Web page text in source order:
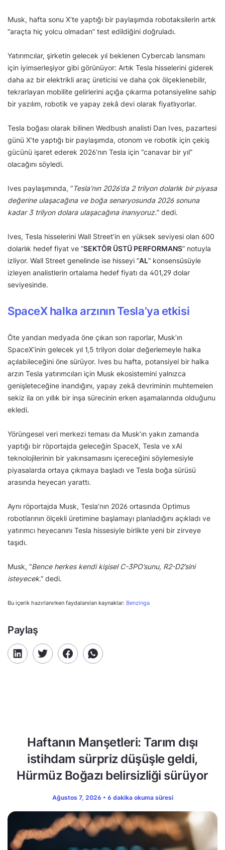
Musk, hafta sonu X’te yaptığı bir paylaşımda robotaksilerin artık
“araçta hiç yolcu olmadan” test edildiğini doğruladı.
Yatırımcılar, şirketin gelecek yıl beklenen Cybercab lansmanı
için iyimserleşiyor gibi görünüyor: Artık Tesla hisselerini giderek
daha az bir elektrikli araç üreticisi ve daha çok ölçeklenebilir,
tekrarlayan mobilite gelirlerini açığa çıkarma potansiyeline sahip
bir yazılım, robotik ve yapay zekâ devi olarak fiyatlıyorlar.
Tesla boğası olarak bilinen Wedbush analisti Dan Ives, pazartesi
günü X’te yaptığı bir paylaşımda, otonom ve robotik için çekiş
gücünü işaret ederek 2026’nın Tesla için “canavar bir yıl”
olacağını söyledi.
Ives paylaşımında, “Tesla’nın 2026’da 2 trilyon dolarlık bir piyasa
değerine ulaşacağına ve boğa senaryosunda 2026 sonuna
kadar 3 trilyon dolara ulaşacağına inanıyoruz.” dedi.
Ives, Tesla hisselerini Wall Street’in en yüksek seviyesi olan 600
dolarlık hedef fiyat ve “SEKTÖR ÜSTÜ PERFORMANS” notuyla
izliyor. Wall Street genelinde ise hisseyi “AL” konsensüsüyle
izleyen analistlerin ortalama hedef fiyatı da 401,29 dolar
seviyesinde.
SpaceX halka arzının Tesla’ya etkisi
Öte yandan medyada öne çıkan son raporlar, Musk’ın
SpaceX’inin gelecek yıl 1,5 trilyon dolar değerlemeyle halka
açılabileceğini öne sürüyor. Ives bu hafta, potansiyel bir halka
arzın Tesla yatırımcıları için Musk ekosistemini yalnızca
genişleteceğine inandığını, yapay zekâ devriminin muhtemelen
sekiz ila on yıllık bir inşa sürecinin erken aşamalarında olduğunu
ekledi.
Yörüngesel veri merkezi teması da Musk’ın yakın zamanda
yaptığı bir röportajda geleceğin SpaceX, Tesla ve xAI
teknolojilerinin bir yakınsamasını içereceğini söylemesiyle
piyasalarda ortaya çıkmaya başladı ve Tesla boğa sürüsü
arasında heyecan yarattı.
Aynı röportajda Musk, Tesla’nın 2026 ortasında Optimus
robotlarının ölçekli üretimine başlamayı planladığını açıkladı ve
yatırımcı heyecanını Tesla hissesiyle birlikte yeni bir zirveye
taşıdı.
Musk, “Bence herkes kendi kişisel C-3PO’sunu, R2-D2’sini
isteyecek.” dedi.
Bu içerik hazırlanırken faydalanılan kaynaklar: Benzinga
Paylaş
Haftanın Manşetleri: Tarım dışı
istihdam sürpriz düşüşle geldi,
Hürmüz Boğazı belirsizliği sürüyor
Ağustos 7, 2026 • 6 dakika okuma süresi